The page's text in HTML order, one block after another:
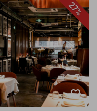
27%
favorite_border